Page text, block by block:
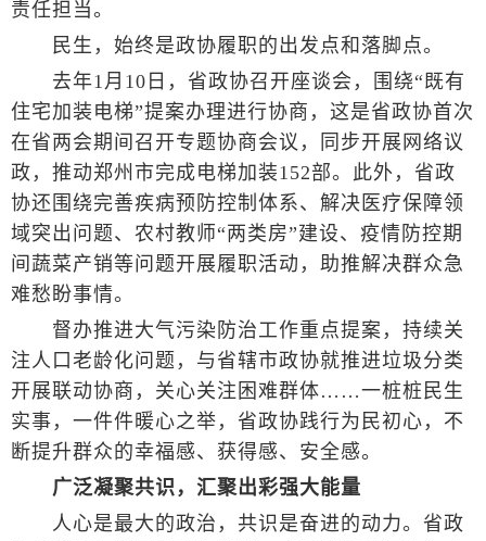
责任担当。
民生，始终是政协履职的出发点和落脚点。
去年1月10日，省政协召开座谈会，围绕“既有
住宅加装电梯”提案办理进行协商，这是省政协首次
在省两会期间召开专题协商会议，同步开展网络议
政，推动郑州市完成电梯加装152部。此外，省政
协还围绕完善疾病预防控制体系、解决医疗保障领
域突出问题、农村教师“两类房”建设、疫情防控期
间蔬菜产销等问题开展履职活动，助推解决群众急
难愁盼事情。
督办推进大气污染防治工作重点提案，持续关
注人口老龄化问题，与省辖市政协就推进垃圾分类
开展联动协商，关心关注困难群体……一桩桩民生
实事，一件件暖心之举，省政协践行为民初心，不
断提升群众的幸福感、获得感、安全感。
广泛凝聚共识，汇聚出彩强大能量
人心是最大的政治，共识是奋进的动力。省政